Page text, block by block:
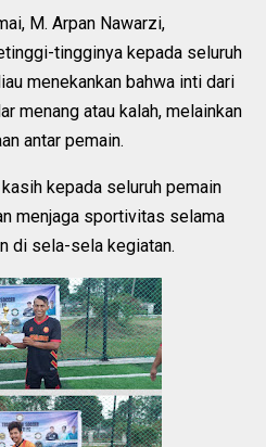
M. Arpan Nawarzi,
tingginya kepada seluruh
menekankan bahwa inti dari
menang atau kalah, melainkan
antar pemain.
kepada seluruh pemain
menjaga sportivitas selama
di sela-sela kegiatan.